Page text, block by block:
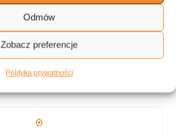
Odmów
Zobacz preferencje
Polityka prywatności
KATEGORIA